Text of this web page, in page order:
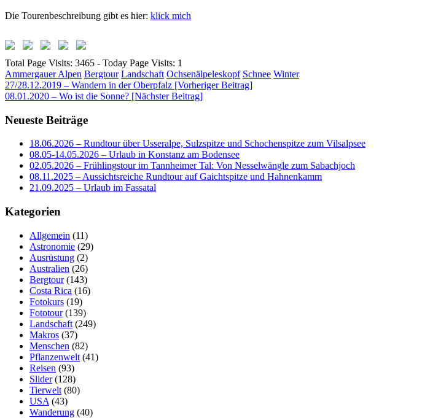
Die Tourenbeschreibung gibt es hier: klick mich
Total Page Visits: 3465 - Today Page Visits: 1
Ammergauer Alpen Bergtour Landschaft Ochsenälpeleskopf Schnee Winter
Beitragsnavigation
27/28.12.2019 – Wandern in der Oberpfalz [Vorheriger Beitrag]
08.01.2020 – Wo ist die Sonne? [Nächster Beitrag]
Neueste Beiträge
18.06.2026 – Rundtour über Usseralpe, Sulzspitze und Schochenspitze zum Vilsalpsee
08.05-14.05.2026 – Urlaub in Konstanz am Bodensee
02.05.2026 – Frühlingstour im Tannheimer Tal: Von Nesselwängle zum Sabachjoch
08.11.2025 – Aussichtsreiche Rundtour auf Gaichtspitze und Hahnenkamm
21.09.2025 – Urlaub im Fassatal
Kategorien
Allgemein (11)
Astronomie (29)
Ausrüstung (2)
Australien (26)
Bergtour(143)
Costa Rica (16)
Fotokurs (19)
Fototour(139)
Landschaft (249)
Makros (37)
Menschen (82)
Pflanzenwelt (41)
Reisen (93)
Slider(128)
Tierwelt (80)
USA (43)
Wanderung (40)